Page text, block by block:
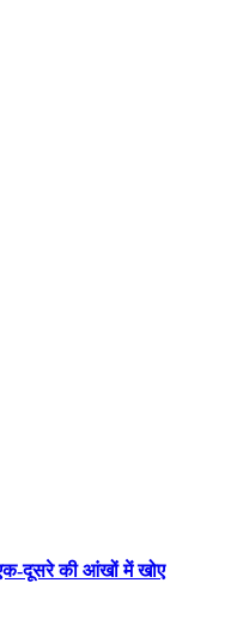
दूसरे की आंखों में खोए